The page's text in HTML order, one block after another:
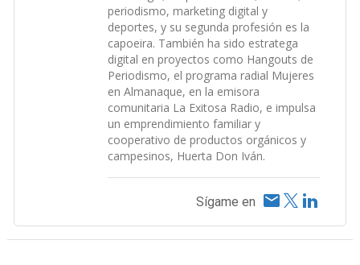
periodismo, marketing digital y
deportes, y su segunda profesión es la
capoeira. También ha sido estratega
digital en proyectos como Hangouts de
Periodismo, el programa radial Mujeres
en Almanaque, en la emisora
comunitaria La Exitosa Radio, e impulsa
un emprendimiento familiar y
cooperativo de productos orgánicos y
campesinos, Huerta Don Iván.
Sígame en